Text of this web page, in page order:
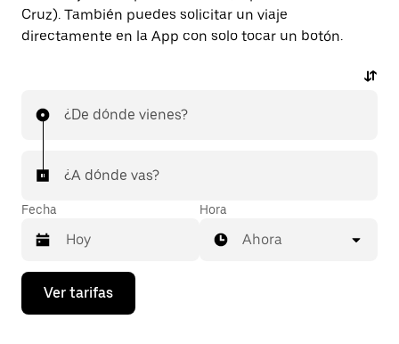
Cruz). También puedes solicitar un viaje
directamente en la App con solo tocar un botón.
¿De dónde vienes?
¿A dónde vas?
Fecha
Presiona
flecha
Hora
Ahora
Ver tarifas